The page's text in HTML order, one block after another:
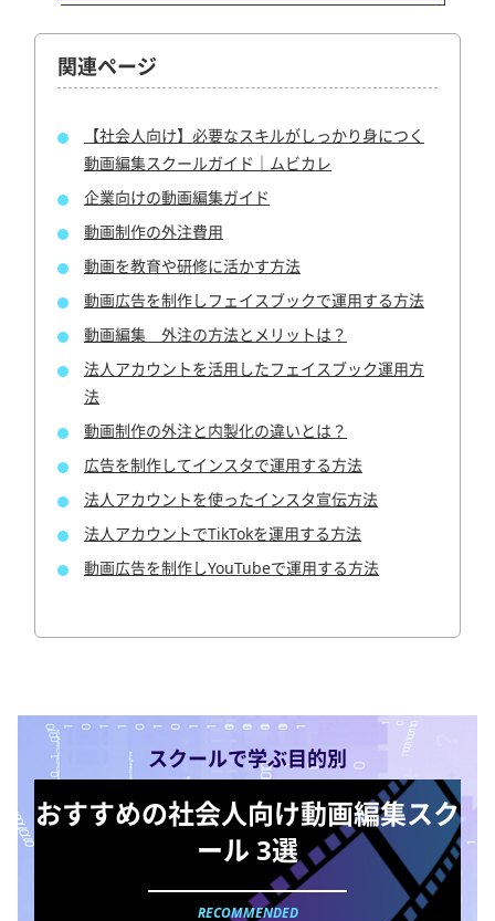
関連ページ
【社会人向け】必要なスキルがしっかり身につく
動画編集スクールガイド｜ムビカレ
企業向けの動画編集ガイド
動画制作の外注費用
動画を教育や研修に活かす方法
動画広告を制作しフェイスブックで運用する方法
動画編集 外注の方法とメリットは？
法人アカウントを活用したフェイスブック運用方
法
動画制作の外注と内製化の違いとは？
広告を制作してインスタで運用する方法
法人アカウントを使ったインスタ宣伝方法
法人アカウントでTikTokを運用する方法
動画広告を制作しYouTubeで運用する方法
スクールで学ぶ目的別
おすすめの社会人向け動画編集スク
ール 3選